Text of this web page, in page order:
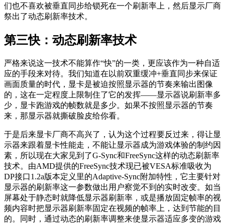
们也不喜欢被垂直同步给锁死在一个刷新率上，然后显示厂商
祭出了动态刷新率技术。
第三快：动态刷新率技术
严格来说这一技术不能算作“快”的一类，更应该作为一种自适
应的手段来对待。我们知道在以前双重缓冲+垂直同步来保证
画面质量的时代，显卡是被迫按照显示器的节奏来输出图像
的，这在一定程度上限制住了它的发挥——显示器说刷新率多
少，显卡跑游戏的帧数就是多少。如果不按照显示器的节奏
来，那显示器就撕破脸皮给你看。
于是后来显卡厂商不高兴了，认为这个过程要反过来，得让显
示器来跟着显卡性能走，不能让显示器成为游戏体验的制约因
素，所以现在大家见到了G-Sync和FreeSync这样的动态刷新率
技术。由AMD提供的FreeSync技术现已被VESA标准吸收为
DP接口1.2a版本定义里的Adaptive-Sync附加特性，它主要针对
显示器的刷新率这一参数做出用户察觉不到的实时改变。如当
屏幕处于静态时就降低显示器刷新率，或是播放固定帧率的视
频内容时把显示器刷新率固定在视频的帧率上，达到节能的目
的。同时，通过动态的刷新率调整来使显示器适应多变的游戏